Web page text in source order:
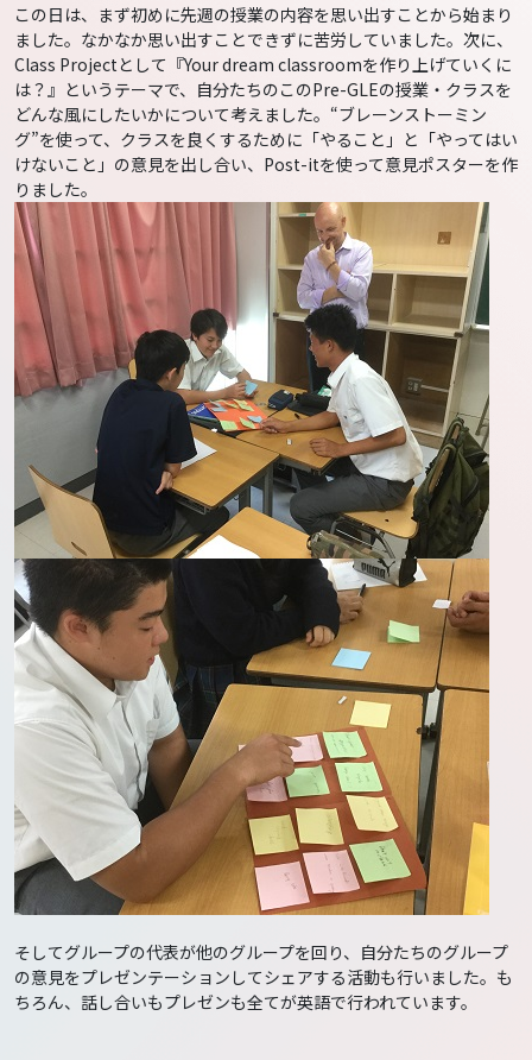
この日は、まず初めに先週の授業の内容を思い出すことから始まり
ました。なかなか思い出すことできずに苦労していました。次に、
Class Projectとして『Your dream classroomを作り上げていくに
は？』というテーマで、自分たちのこのPre-GLEの授業・クラスを
どんな風にしたいかについて考えました。“ブレーンストーミン
グ”を使って、クラスを良くするために「やること」と「やってはい
けないこと」の意見を出し合い、Post-itを使って意見ポスターを作
りました。
そしてグループの代表が他のグループを回り、自分たちのグループ
の意見をプレゼンテーションしてシェアする活動も行いました。も
ちろん、話し合いもプレゼンも全てが英語で行われています。